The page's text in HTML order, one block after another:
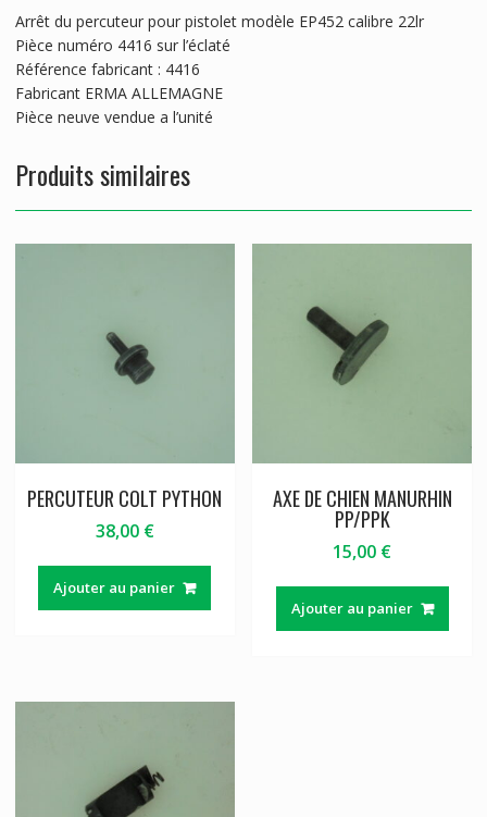
Arrêt du percuteur pour pistolet modèle EP452 calibre 22lr
Pièce numéro 4416 sur l’éclaté
Référence fabricant : 4416
Fabricant ERMA ALLEMAGNE
Pièce neuve vendue a l’unité
Produits similaires
PERCUTEUR COLT PYTHON
38,00 €
Ajouter au panier
AXE DE CHIEN MANURHIN
PP/PPK
15,00 €
Ajouter au panier